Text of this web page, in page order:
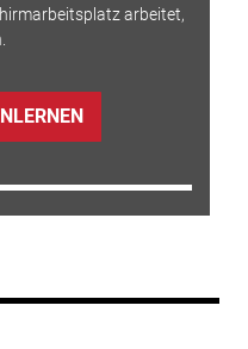
arbeitet,